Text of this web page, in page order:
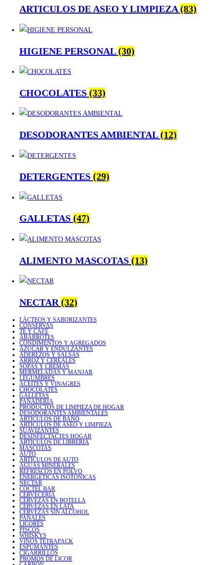
ARTICULOS DE ASEO Y LIMPIEZA(83)
HIGIENE PERSONAL(30)
CHOCOLATES (33)
DESODORANTES AMBIENTAL(12)
DETERGENTES (29)
GALLETAS (47)
ALIMENTO MASCOTAS (13)
NECTAR (32)
LÁCTEOS Y SABORIZANTES
CONSERVAS
TÉ Y CAFÉ
ABARROTES
CONDIMENTOS Y AGREGADOS
AZÚCAR Y ENDULZANTES
ADEREZOS Y SALSAS
ARROZ Y CEREALES
SOPAS Y CREMAS
MERMELADAS Y MANJAR
LEGUMBRES
ACEITES Y VINAGRES
CHOCOLATES
GALLETAS
PANADERÍA
PRODUCTOS DE LIMPIEZA DE HOGAR
DESODORANTES AMBIENTALES
ARTICULOS DE BAÑO
ARTICULOS DE ASEO Y LIMPIEZA
SUAVIZANTES
DESINFECTACTES HOGAR
ARTICULOS DE LIBRERIA
MASCOTAS
AUTO
ARTICULOS DE AUTO
AGUAS MINERALES
REFRESCOS EN POLVO
ENERGÉTICAS ISOTÓNICAS
NÉCTAR
COCTEL BAR
CERVECERÍA
CERVEZAS EN BOTELLA
CERVEZAS EN LATA
CERVEZAS SIN ALCOHOL
PAÑALES
LICORES
PISCOS
WHISKYS
VINOS TETRAPACK
ESPUMANTES
CIGARRILLOS
PROMOS DE LICOR